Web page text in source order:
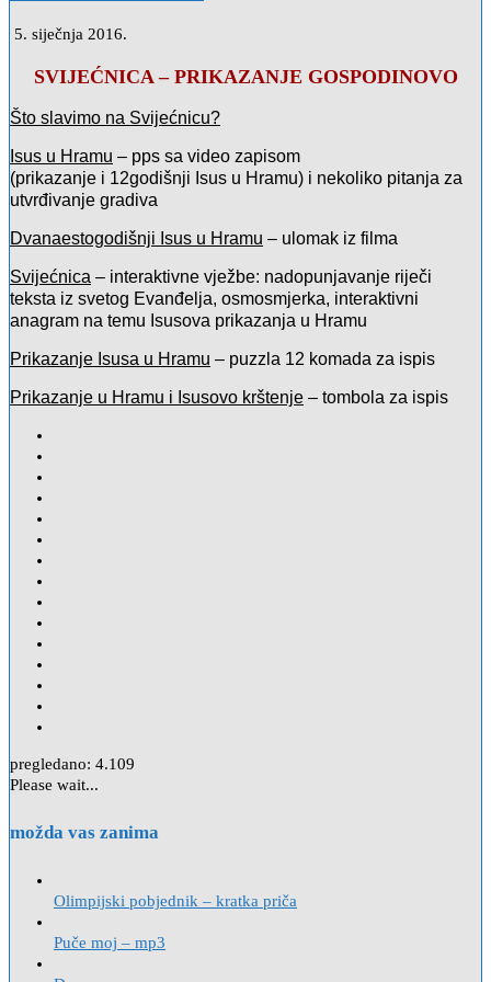
5. siječnja 2016.
SVIJEĆNICA – PRIKAZANJE GOSPODINOVO
Što slavimo na Svijećnicu?
Isus u Hramu – pps sa video zapisom
(prikazanje i 12godišnji Isus u Hramu) i nekoliko pitanja za
utvrđivanje gradiva
Dvanaestogodišnji Isus u Hramu – ulomak iz filma
Svijećnica – interaktivne vježbe: nadopunjavanje riječi
teksta iz svetog Evanđelja, osmosmjerka, interaktivni
anagram na temu Isusova prikazanja u Hramu
Prikazanje Isusa u Hramu – puzzla 12 komada za ispis
Prikazanje u Hramu i Isusovo krštenje – tombola za ispis
pregledano: 4.109
Please wait...
možda vas zanima
Olimpijski pobjednik – kratka priča
Puče moj – mp3